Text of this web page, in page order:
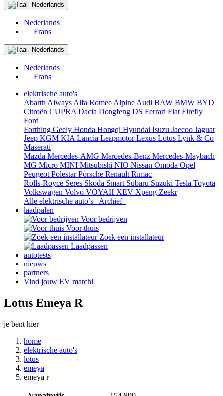
Nederlands
Nederlands
Frans
Nederlands
Nederlands
Frans
elektrische auto's
Abarth Aiways Alfa Romeo Alpine Audi BAW BMW BYD
Citroën CUPRA Dacia Dongfeng DS Ferrari Fiat Firefly
Ford
Forthing Geely Honda Hongqi Hyundai Isuzu Jaecoo Jaguar
Jeep KGM KIA Lancia LeapmotorLexus Lotus Lynk & Co
Maserati
Mazda Mercedes-AMG Mercedes-Benz Mercedes-Maybach
MG Micro MINI Mitsubishi NIO Nissan Omoda Opel
Peugeot PolestarPorsche Renault Rimac
Rolls-Royce Seres Skoda Smart Subaru Suzuki Tesla Toyota
Volkswagen Volvo VOYAH XEV Xpeng Zeekr
Alle elektrische auto’s
Archief
laadpalen
Voor bedrijven
Voor thuis
Zoek een installateur
Laadpassen
autotests
nieuws
partners
Vind jouw EV match!
Lotus Emeya R
je bent hier
home
elektrische auto's
lotus
emeya
emeya r